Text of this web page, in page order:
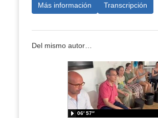
Más información Transcripción
Del mismo autor…
06′ 57″